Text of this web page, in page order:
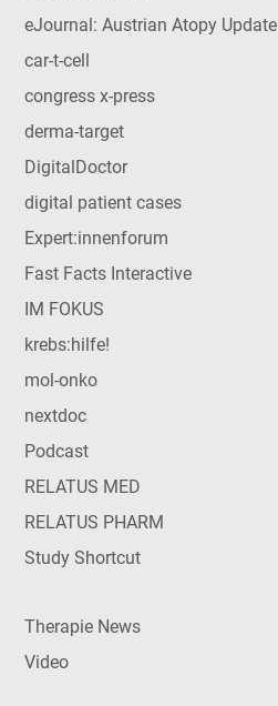
eJournal: Austrian Atopy Update
car-t-cell
congress x-press
derma-target
DigitalDoctor
digital patient cases
Expert:innenforum
Fast Facts Interactive
IM FOKUS
krebs:hilfe!
mol-onko
nextdoc
Podcast
RELATUS MED
RELATUS PHARM
Study Shortcut
Therapie News
Video